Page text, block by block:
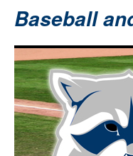
Baseball